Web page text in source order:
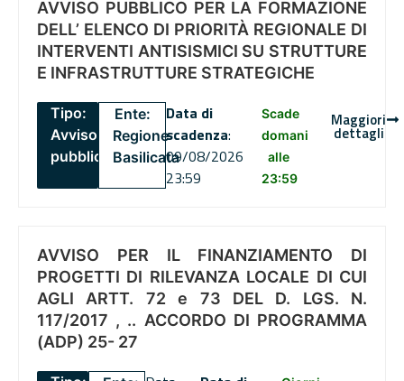
AVVISO PUBBLICO PER LA FORMAZIONE
DELL’ ELENCO DI PRIORITÀ REGIONALE DI
INTERVENTI ANTISISMICI SU STRUTTURE
E INFRASTRUTTURE STRATEGICHE
Tipo:
Avviso
pubblico
Ente:
Regione
Basilicata
Data di
scadenza:
09/08/2026
23:59
Scade
domani
alle
23:59
Maggiori
dettagli
AVVISO PER IL FINANZIAMENTO DI
PROGETTI DI RILEVANZA LOCALE DI CUI
AGLI ARTT. 72 e 73 DEL D. LGS. N.
117/2017 , .. ACCORDO DI PROGRAMMA
(ADP) 25- 27